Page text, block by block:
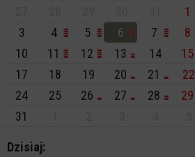
1
3
4 5 6 7 8
10
11 12 13 14 15
17
18 19 20 21 22
24
25 26 27 28 29
31
Dzisiaj: